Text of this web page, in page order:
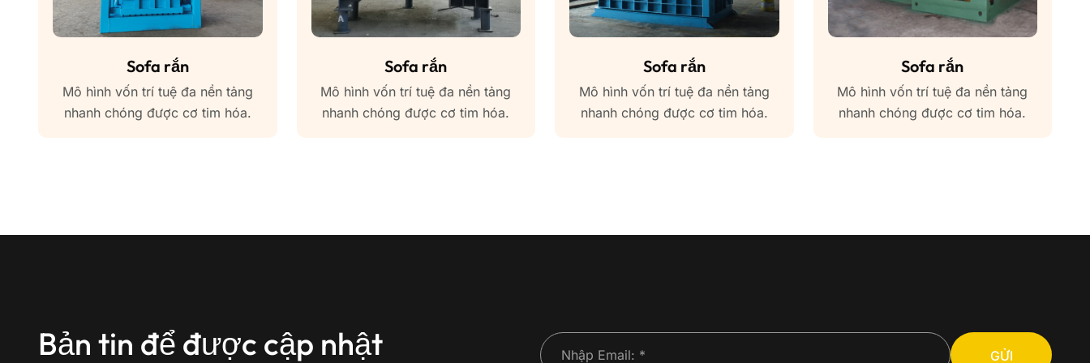
Sofa rắn
Mô hình vốn trí tuệ đa nền tảng
nhanh chóng được cơ tim hóa.
Sofa rắn
Mô hình vốn trí tuệ đa nền tảng
nhanh chóng được cơ tim hóa.
Sofa rắn
Mô hình vốn trí tuệ đa nền tảng
nhanh chóng được cơ tim hóa.
Sofa rắn
Mô hình vốn trí tuệ đa nền tảng
nhanh chóng được cơ tim hóa.
Bản tin để được cập nhật